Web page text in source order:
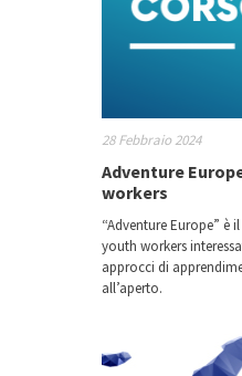
28 Febbraio 2024
Adventure
workers
“Adventure Europe” è
youth workers
approcci di
all’aperto.